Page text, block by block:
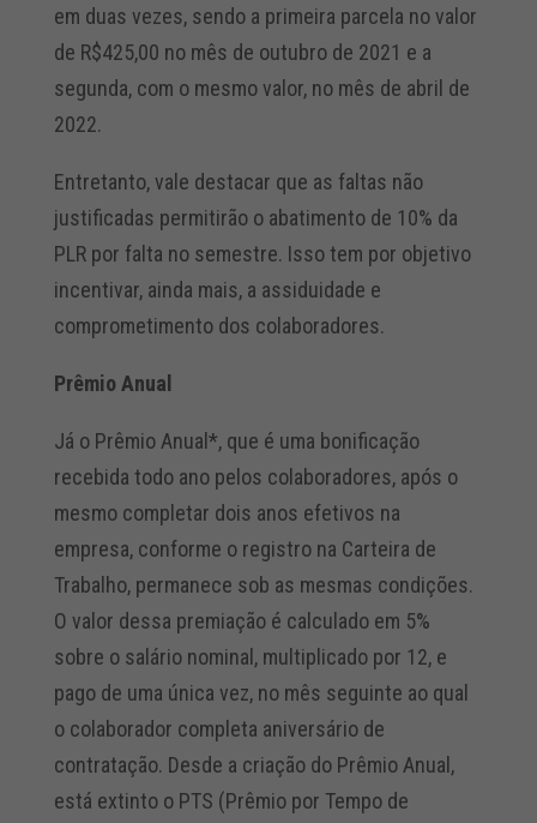
em duas vezes, sendo a primeira parcela no valor
de R$425,00 no mês de outubro de 2021 e a
segunda, com o mesmo valor, no mês de abril de
2022.
Entretanto, vale destacar que as faltas não
justificadas permitirão o abatimento de 10% da
PLR por falta no semestre. Isso tem por objetivo
incentivar, ainda mais, a assiduidade e
comprometimento dos colaboradores.
Prêmio Anual
Já o Prêmio Anual*, que é uma bonificação
recebida todo ano pelos colaboradores, após o
mesmo completar dois anos efetivos na
empresa, conforme o registro na Carteira de
Trabalho, permanece sob as mesmas condições.
O valor dessa premiação é calculado em 5%
sobre o salário nominal, multiplicado por 12, e
pago de uma única vez, no mês seguinte ao qual
o colaborador completa aniversário de
contratação. Desde a criação do Prêmio Anual,
está extinto o PTS (Prêmio por Tempo de